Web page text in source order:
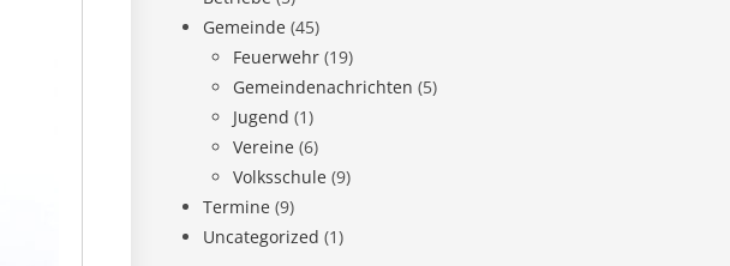
Gemeinde (45)
Feuerwehr (19)
Gemeindenachrichten (5)
Jugend (1)
Vereine (6)
Volksschule (9)
Termine (9)
Uncategorized (1)